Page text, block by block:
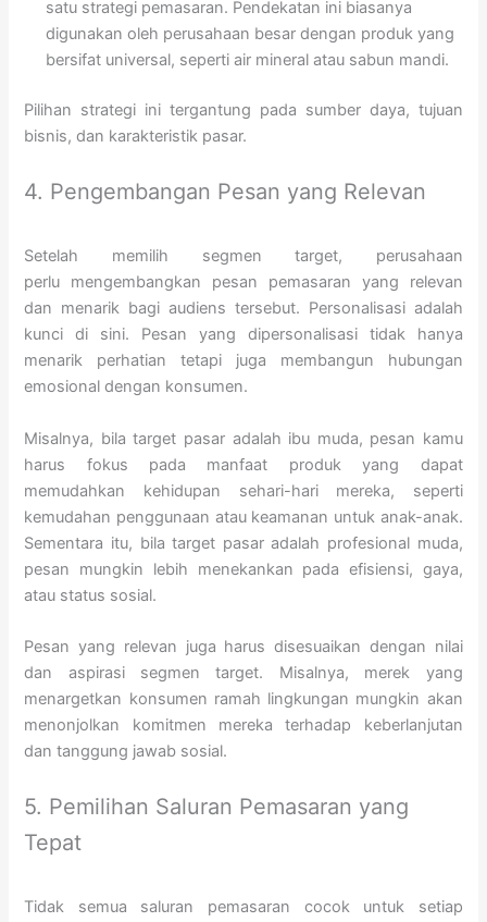
satu strategi pemasaran. Pendekatan ini biasanya
digunakan oleh perusahaan besar dengan produk yang
bersifat universal, seperti air mineral atau sabun mandi.
Pilihan strategi ini tergantung pada sumber daya, tujuan
bisnis, dan karakteristik pasar.
4. Pengembangan Pesan yang Relevan
Setelah memilih segmen target, perusahaan
perlu mengembangkan pesan pemasaran yang relevan
dan menarik bagi audiens tersebut. Personalisasi adalah
kunci di sini. Pesan yang dipersonalisasi tidak hanya
menarik perhatian tetapi juga membangun hubungan
emosional dengan konsumen.
Misalnya, bila target pasar adalah ibu muda, pesan kamu
harus fokus pada manfaat produk yang dapat
memudahkan kehidupan sehari-hari mereka, seperti
kemudahan penggunaan atau keamanan untuk anak-anak.
Sementara itu, bila target pasar adalah profesional muda,
pesan mungkin lebih menekankan pada efisiensi, gaya,
atau status sosial.
Pesan yang relevan juga harus disesuaikan dengan nilai
dan aspirasi segmen target. Misalnya, merek yang
menargetkan konsumen ramah lingkungan mungkin akan
menonjolkan komitmen mereka terhadap keberlanjutan
dan tanggung jawab sosial.
5. Pemilihan Saluran Pemasaran yang
Tepat
Tidak semua saluran pemasaran cocok untuk setiap